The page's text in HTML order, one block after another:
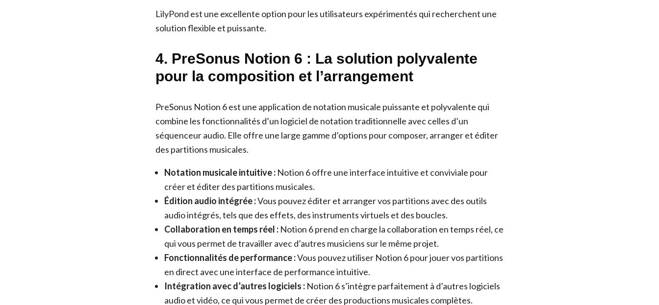
LilyPond est une excellente option pour les utilisateurs expérimentés qui recherchent une
solution flexible et puissante.
4. PreSonus Notion 6 : La solution polyvalente
pour la composition et l’arrangement
PreSonus Notion 6 est une application de notation musicale puissante et polyvalente qui
combine les fonctionnalités d’un logiciel de notation traditionnelle avec celles d’un
séquenceur audio. Elle offre une large gamme d’options pour composer, arranger et éditer
des partitions musicales.
Notation musicale intuitive : Notion 6 offre une interface intuitive et conviviale pour
créer et éditer des partitions musicales.
Édition audio intégrée :Vous pouvez éditer et arranger vos partitions avec des outils
audio intégrés, tels que des effets, des instruments virtuels et des boucles.
Collaboration en temps réel : Notion 6 prend en charge la collaboration en temps réel, ce
qui vous permet de travailler avec d’autres musiciens sur le même projet.
Fonctionnalités de performance :Vous pouvez utiliser Notion 6 pour jouer vos partitions
en direct avec une interface de performance intuitive.
Intégration avec d’autres logiciels : Notion 6 s’intègre parfaitement à d’autres logiciels
audio et vidéo, ce qui vous permet de créer des productions musicales complètes.